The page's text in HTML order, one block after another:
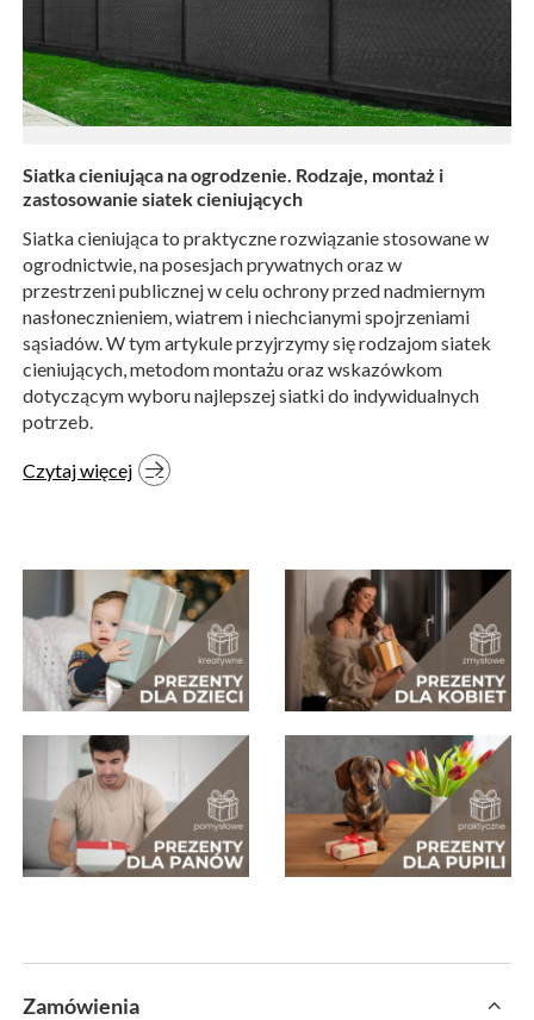
Siatka cieniująca na ogrodzenie. Rodzaje, montaż i
zastosowanie siatek cieniujących
Siatka cieniująca to praktyczne rozwiązanie stosowane w
ogrodnictwie, na posesjach prywatnych oraz w
przestrzeni publicznej w celu ochrony przed nadmiernym
nasłonecznieniem, wiatrem i niechcianymi spojrzeniami
sąsiadów. W tym artykule przyjrzymy się rodzajom siatek
cieniujących, metodom montażu oraz wskazówkom
dotyczącym wyboru najlepszej siatki do indywidualnych
potrzeb.
Czytaj więcej
Zamówienia